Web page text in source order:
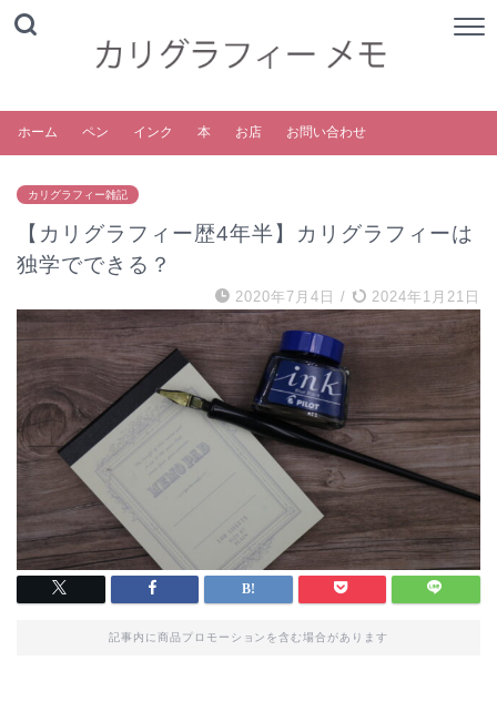
ホーム ペン インク 本 お店 お問い合わせ
カリグラフィー雑記
【カリグラフィー歴4年半】カリグラフィーは
独学でできる？
2020年7月4日 / 2024年1月21日
記事内に商品プロモーションを含む場合があります